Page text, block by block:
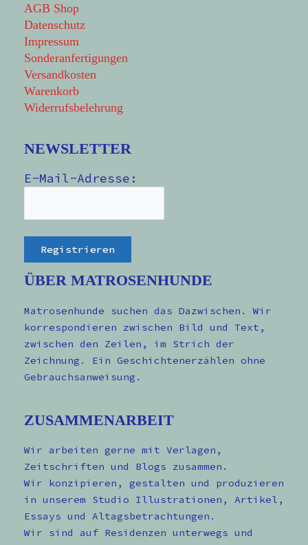
AGB Shop
Datenschutz
Impressum
Sonderanfertigungen
Versandkosten
Warenkorb
Widerrufsbelehrung
NEWSLETTER
E-Mail-Adresse:
ÜBER MATROSENHUNDE
Matrosenhunde suchen das Dazwischen. Wir
korrespondieren zwischen Bild und Text,
zwischen den Zeilen, im Strich der
Zeichnung. Ein Geschichtenerzählen ohne
Gebrauchsanweisung.
ZUSAMMENARBEIT
Wir arbeiten gerne mit Verlagen,
Zeitschriften und Blogs zusammen.
Wir konzipieren, gestalten und produzieren
in unserem Studio Illustrationen, Artikel,
Essays und Altagsbetrachtungen.
Wir sind auf Residenzen unterwegs und